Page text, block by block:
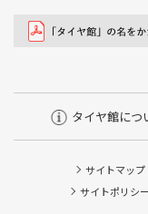
タイヤ館につ
サイトマップ
サイトポリシー